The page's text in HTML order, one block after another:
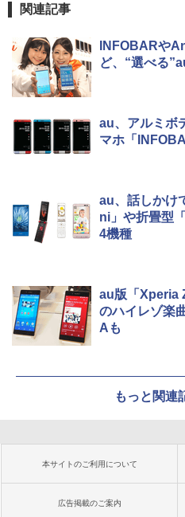
関連記事
INFOBARや
ど、“選べる
au、アルミボ
マホ「
au、話しかけ
ni」や折畳型
4機種
au版「Xperia
のハイレゾ楽
Aも
もっと関連
本サイトのご利用について
広告掲載のご案内